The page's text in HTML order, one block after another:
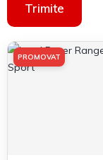
Trimite
PROMOVAT